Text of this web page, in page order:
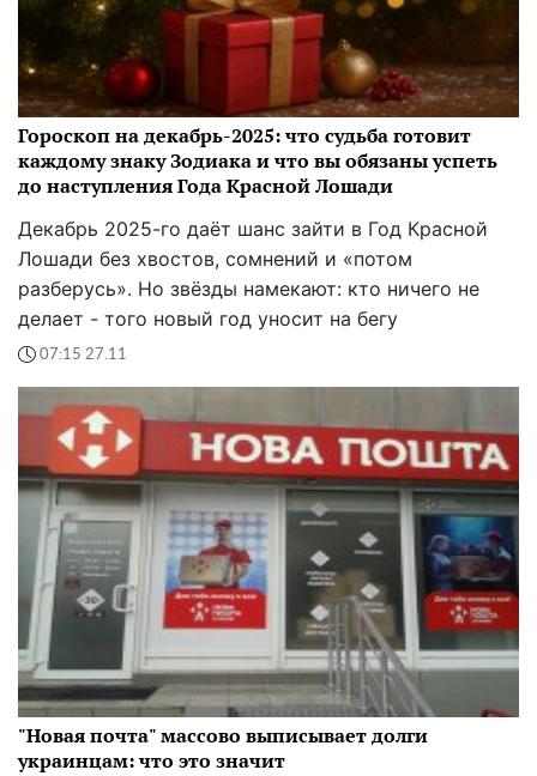
Гороскоп на декабрь-2025: что судьба готовит
каждому знаку Зодиака и что вы обязаны успеть
до наступления Года Красной Лошади
Декабрь 2025-го даёт шанс зайти в Год Красной
Лошади без хвостов, сомнений и «потом
разберусь». Но звёзды намекают: кто ничего не
делает - того новый год уносит на бегу
07:15 27.11
"Новая почта" массово выписывает долги
украинцам: что это значит